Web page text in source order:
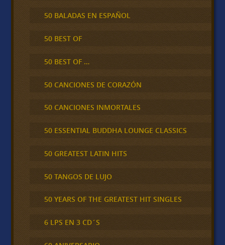
50 BALADAS EN ESPAÑOL
50 BEST OF
50 BEST OF …
50 CANCIONES DE CORAZÓN
50 CANCIONES INMORTALES
50 ESSENTIAL BUDDHA LOUNGE CLASSICS
50 GREATEST LATIN HITS
50 TANGOS DE LUJO
50 YEARS OF THE GREATEST HIT SINGLES
6 LPS EN 3 CD´S